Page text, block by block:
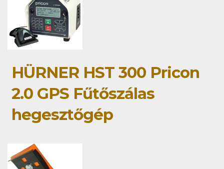
HÜRNER HST 300 Pricon
2.0 GPS Fűtőszálas
hegesztőgép